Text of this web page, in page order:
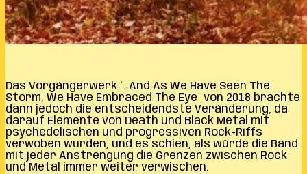
Das Vorgängerwerk ´…And As We Have Seen The
Storm, We Have Embraced The Eye´ von 2018 brachte
dann jedoch die entscheidendste Veränderung, da
darauf Elemente von Death und Black Metal mit
psychedelischen und progressiven Rock-Riffs
verwoben wurden, und es schien, als würde die Band
mit jeder Anstrengung die Grenzen zwischen Rock
und Metal immer weiter verwischen.